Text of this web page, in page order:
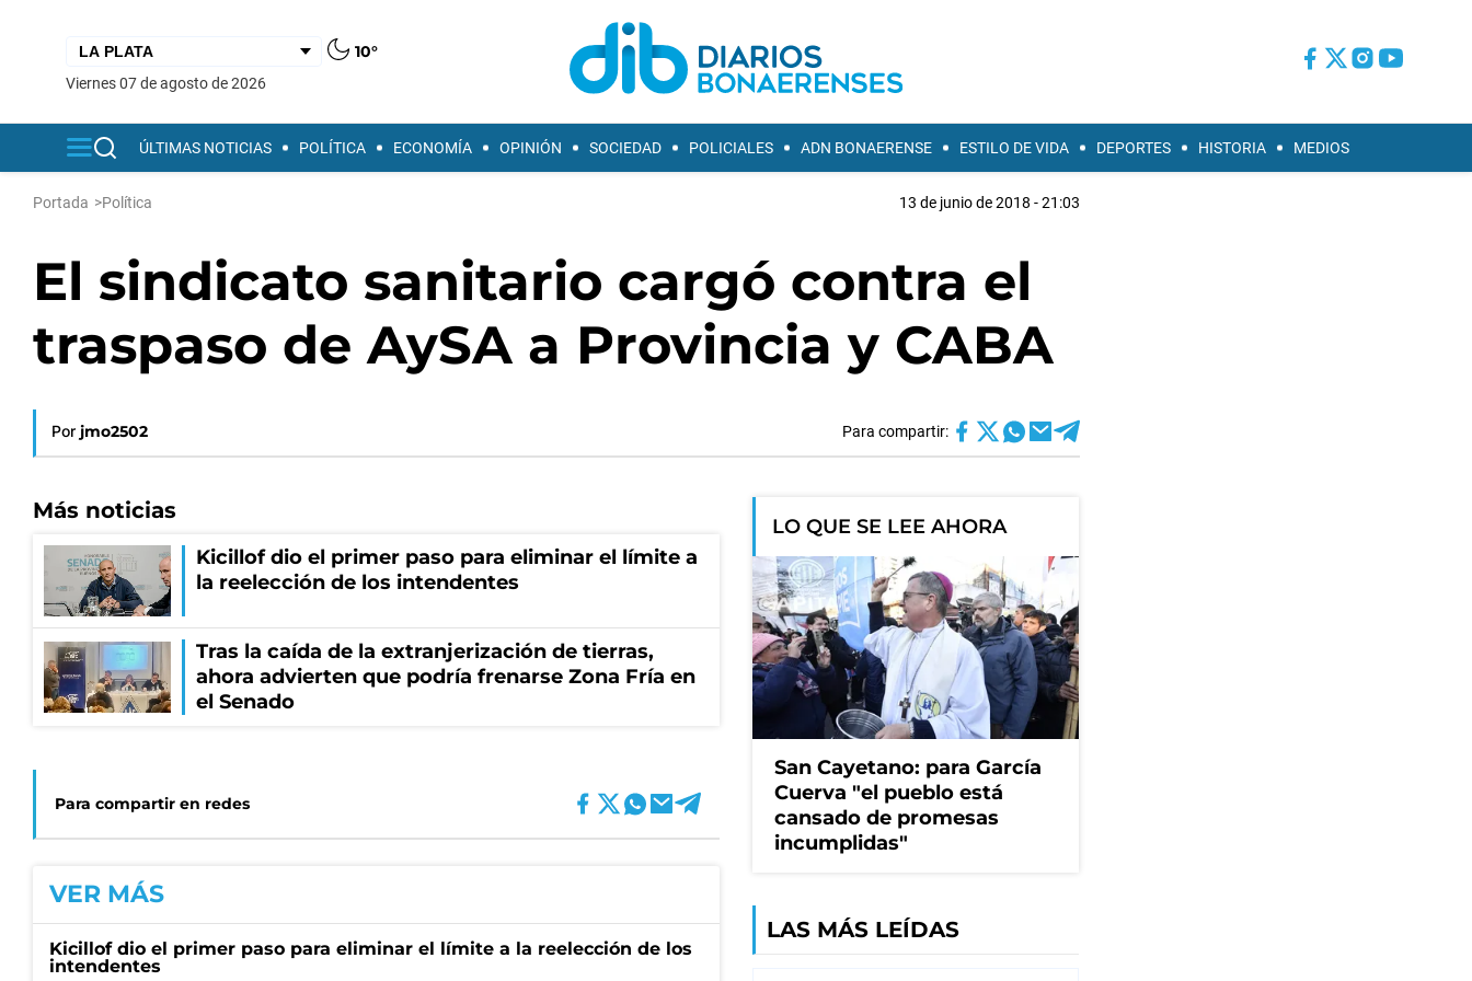
10°
viernes 07 de agosto de 2026
ÚLTIMAS NOTICIAS POLÍTICA ECONOMÍA OPINIÓN SOCIEDAD POLICIALES ADN BONAERENSE ESTILO DE VIDA DEPORTES HISTORIA MEDIOS
Portada >Política 13 de junio de 2018 - 21:03
El sindicato sanitario cargó contra el
traspaso de AySA a Provincia y CABA
Por jmo2502 Para compartir:
Más noticias
Kicillof dio el primer paso para eliminar el límite a
la reelección de los intendentes
Tras la caída de la extranjerización de tierras,
ahora advierten que podría frenarse Zona Fría en
el Senado
Para compartir en redes
VER MÁS
Kicillof dio el primer paso para eliminar el límite a la reelección de los
intendentes
LO QUE SE LEE AHORA
San Cayetano: para García
Cuerva "el pueblo está
cansado de promesas
incumplidas"
LAS MÁS LEÍDAS